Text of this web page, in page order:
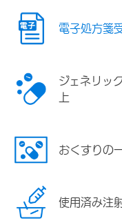
電子処方箋
ジェネリッ
上
おくすりの
使用済み注